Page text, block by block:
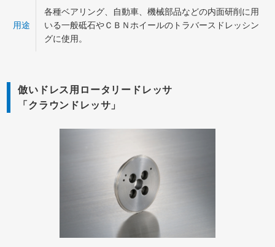
用途
各種ベアリング、自動車、機械部品などの内面研削に用
いる一般砥石やＣＢＮホイールのトラバースドレッシン
グに使用。
倣いドレス用ロータリードレッサ
「クラウンドレッサ」